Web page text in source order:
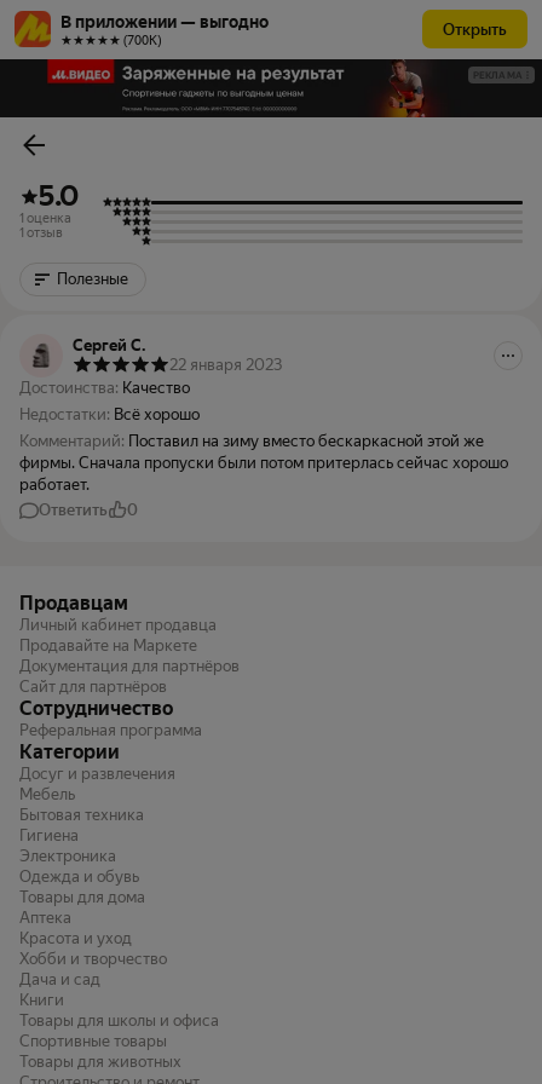
В приложении — выгодно
★★★★★ (700К)
Открыть
РЕКЛАМА
5.0
1 оценка
1 отзыв
Полезные
Сергей С.
22 января 2023
Достоинства: Качество
Недостатки: Всё хорошо
Комментарий: Поставил на зиму вместо бескаркасной этой же
фирмы. Сначала пропуски были потом притерлась сейчас хорошо
работает.
Ответить
0
Продавцам
Личный кабинет продавца
Продавайте на Маркете
Документация для партнёров
Сайт для партнёров
Сотрудничество
Реферальная программа
Категории
Досуг и развлечения
Мебель
Бытовая техника
Гигиена
Электроника
Одежда и обувь
Товары для дома
Аптека
Красота и уход
Хобби и творчество
Дача и сад
Книги
Товары для школы и офиса
Спортивные товары
Товары для животных